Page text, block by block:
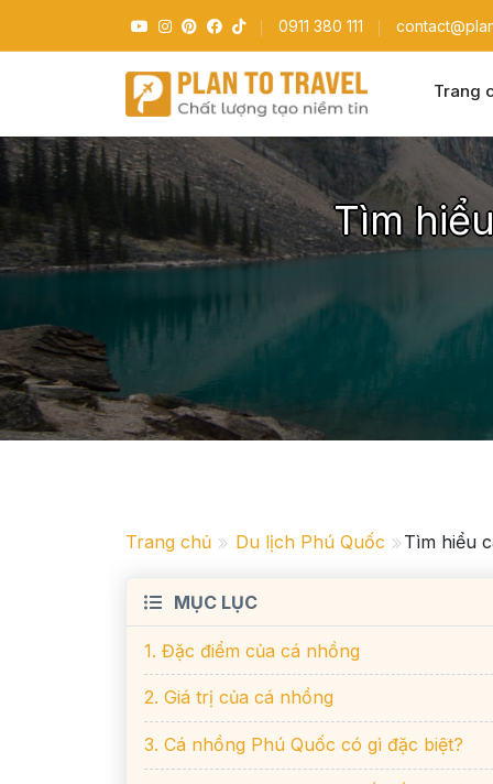
0911 380 111
Trang
Tìm
Trang chủ Du lịch Phú Quốc Tìm hiểu
MỤC LỤC
1. Đặc điểm của cá nhồng
2. Giá trị của cá nhồng
3. Cá nhồng Phú Quốc có gì đặc biệt?